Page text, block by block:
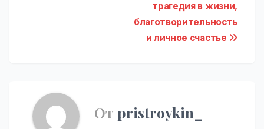
трагедия в жизни,
благотворительность
и личное счастье
От pristroykin_